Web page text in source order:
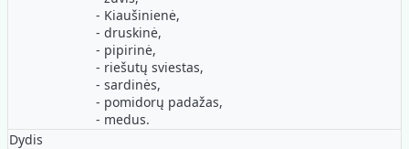
- Kiaušinienė,
- druskinė,
- pipirinė,
- riešutų sviestas,
- sardinės,
- pomidorų padažas,
- medus.
Dydis